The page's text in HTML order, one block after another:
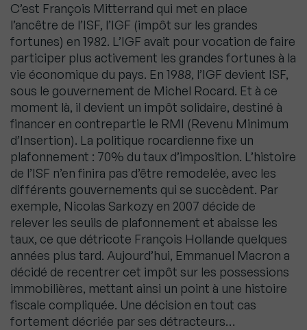
C’est François Mitterrand qui met en place
l’ancêtre de l’ISF, l’IGF (impôt sur les grandes
fortunes) en 1982. L’IGF avait pour vocation de faire
participer plus activement les grandes fortunes à la
vie économique du pays. En 1988, l’IGF devient ISF,
sous le gouvernement de Michel Rocard. Et à ce
moment là, il devient un impôt solidaire, destiné à
financer en contrepartie le RMI (Revenu Minimum
d’Insertion). La politique rocardienne fixe un
plafonnement : 70% du taux d’imposition. L’histoire
de l’ISF n’en finira pas d’être remodelée, avec les
différents gouvernements qui se succèdent. Par
exemple, Nicolas Sarkozy en 2007 décide de
relever les seuils de plafonnement et abaisse les
taux, ce que détricote François Hollande quelques
années plus tard. Aujourd’hui, Emmanuel Macron a
décidé de recentrer cet impôt sur les possessions
immobilières, mettant ainsi un point à une histoire
fiscale compliquée. Une décision en tout cas
fortement décriée par ses détracteurs…